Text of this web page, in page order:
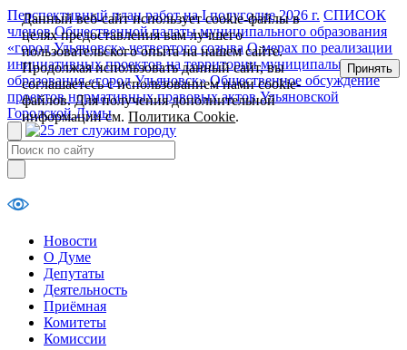
Перспективный план работ на I полугодие 2026 г. СПИСОК
членов Общественной палаты муниципального образования
«город Ульяновск» четвертого созыва О мерах по реализации
инициативных проектов на территории муниципального
образования «город Ульяновск» Общественное обсуждение
проектов нормативных правовых актов Ульяновской
Городской Думы
Новости
О Думе
Депутаты
Деятельность
Приёмная
Комитеты
Комиссии
Данный веб-сайт использует cookie-файлы в
целях предоставления вам лучшего
пользовательского опыта на нашем сайте.
Продолжая использовать данный сайт, вы
соглашаетесь с использованием нами cookie-
файлов. Для получения дополнительной
информации см.Политика Cookie.
Принять